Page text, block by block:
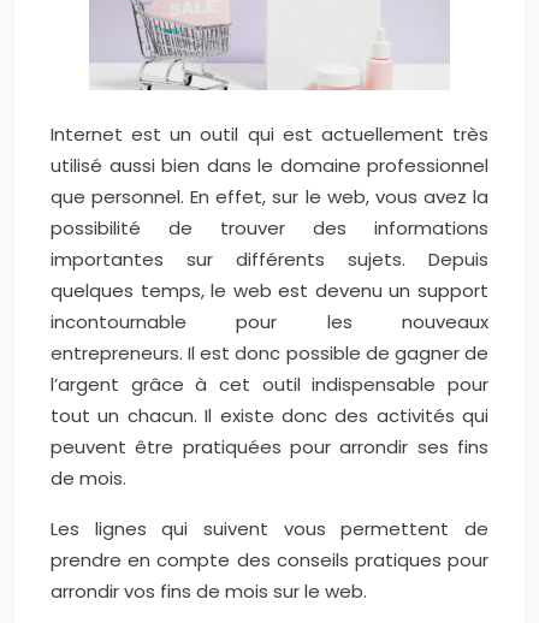
Internet est un outil qui est actuellement très
utilisé aussi bien dans le domaine professionnel
que personnel. En effet, sur le web, vous avez la
possibilité de trouver des informations
importantes sur différents sujets. Depuis
quelques temps, le web est devenu un support
incontournable pour les nouveaux
entrepreneurs. Il est donc possible de gagner de
l’argent grâce à cet outil indispensable pour
tout un chacun. Il existe donc des activités qui
peuvent être pratiquées pour arrondir ses fins
de mois.
Les lignes qui suivent vous permettent de
prendre en compte des conseils pratiques pour
arrondir vos fins de mois sur le web.